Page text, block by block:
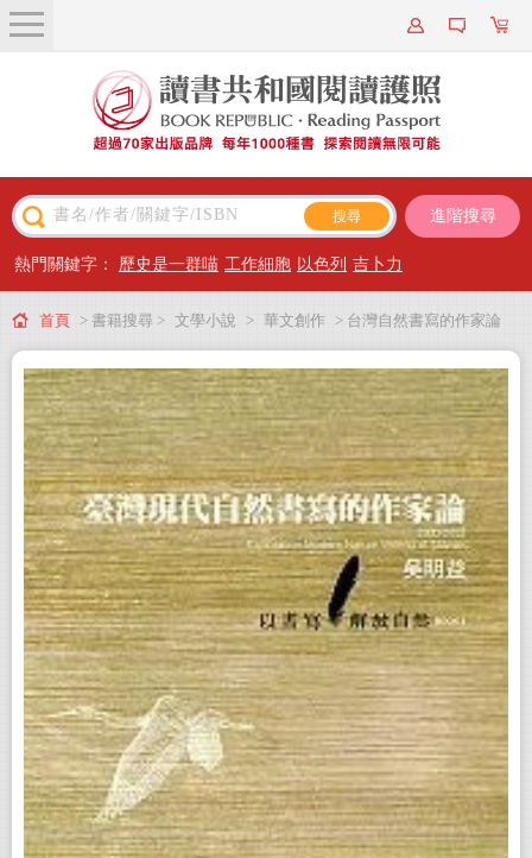
關於我們
近期新書
主題閱讀
出版專區
會員專屬
會員儲值方案
進階搜尋
熱門關鍵字： 歷史是一群喵 工作細胞 以色列 吉卜力
首頁 > 書籍搜尋 > 文學小說 > 華文創作 > 台灣自然書寫的作家論
(1980~2002):以書寫解放自然 BOOK2